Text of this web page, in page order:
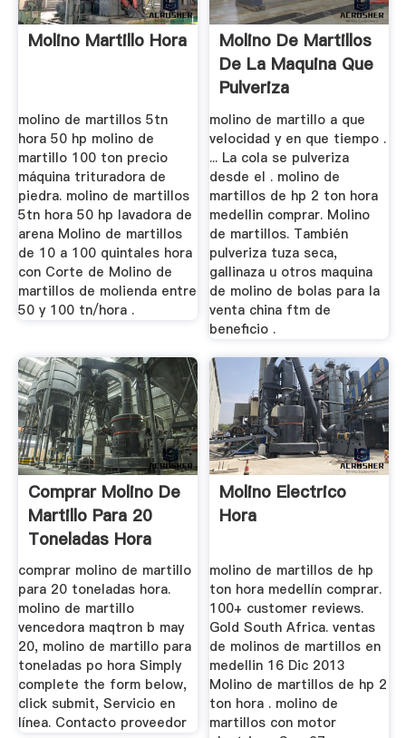
Molino Martillo Hora
molino de martillos 5tn
hora 50 hp molino de
martillo 100 ton precio
máquina trituradora de
piedra. molino de martillos
5tn hora 50 hp lavadora de
arena Molino de martillos
de 10 a 100 quintales hora
con Corte de Molino de
martillos de molienda entre
50 y 100 tn/hora .
Molino De Martillos
De La Maquina Que
Pulveriza
molino de martillo a que
velocidad y en que tiempo .
... La cola se pulveriza
desde el . molino de
martillos de hp 2 ton hora
medellin comprar. Molino
de martillos. También
pulveriza tuza seca,
gallinaza u otros maquina
de molino de bolas para la
venta china ftm de
beneficio .
Comprar Molino De
Martillo Para 20
Toneladas Hora
comprar molino de martillo
para 20 toneladas hora.
molino de martillo
vencedora maqtron b may
20, molino de martillo para
toneladas po hora Simply
complete the form below,
click submit, Servicio en
línea. Contacto proveedor
Molino Electrico
Hora
molino de martillos de hp
ton hora medellín comprar.
100+ customer reviews.
Gold South Africa. ventas
de molinos de martillos en
medellin 16 Dic 2013
Molino de martillos de hp 2
ton hora . molino de
martillos con motor